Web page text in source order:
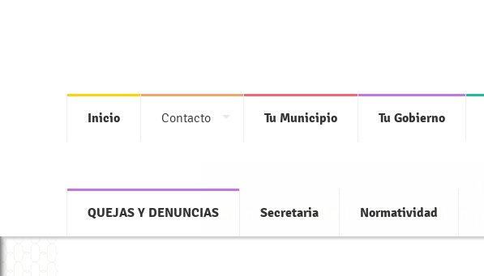
Inicio Contacto Tu Municipio Tu Gobierno
QUEJAS Y DENUNCIAS Secretaria Normatividad
Accede a toda la información